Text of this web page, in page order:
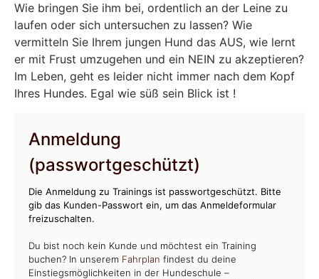
Wie bringen Sie ihm bei, ordentlich an der Leine zu
laufen oder sich untersuchen zu lassen? Wie
vermitteln Sie Ihrem jungen Hund das AUS, wie lernt
er mit Frust umzugehen und ein NEIN zu akzeptieren?
Im Leben, geht es leider nicht immer nach dem Kopf
Ihres Hundes. Egal wie süß sein Blick ist !
Anmeldung
(passwortgeschützt)
Die Anmeldung zu Trainings ist passwortgeschützt. Bitte
gib das Kunden-Passwort ein, um das Anmeldeformular
freizuschalten.
Du bist noch kein Kunde und möchtest ein Training
buchen? In unserem Fahrplan findest du deine
Einstiegsmöglichkeiten in der Hundeschule –